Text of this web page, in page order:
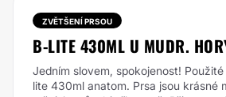
ZVĚTŠENÍ PRSOU
B-LITE 430ML U MUDR.
Jedním slovem, spokojenost!
lite 430ml anatom. Prsa jsou krásné